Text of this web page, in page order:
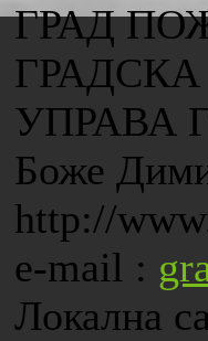
ГРАД
УПРАВА
Боже
http://
e-mail :
Локална